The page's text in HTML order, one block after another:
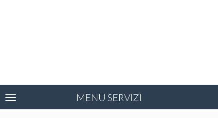
MENU SERVIZI
Toggle
navigation